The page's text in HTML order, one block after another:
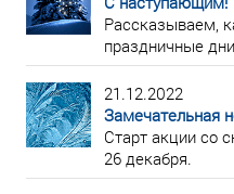
Рассказываем,
праздничные
21.12.2022
Замечательная
Старт акции со
26 декабря.